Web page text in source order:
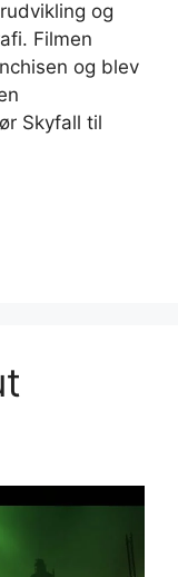
og
Filmen
og blev
Skyfall til